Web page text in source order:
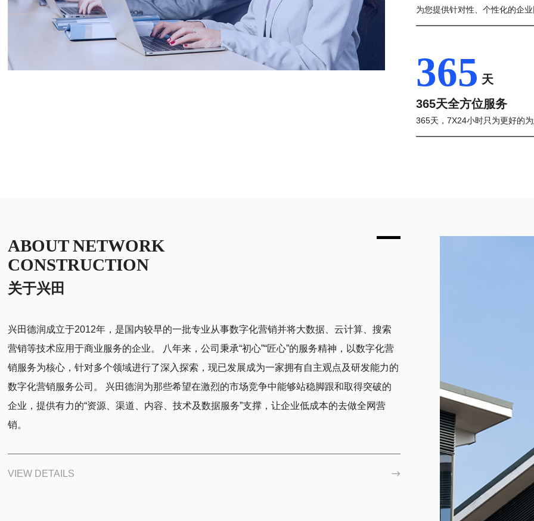
为您提供针对性、个性化的企
365 天
365天全方位服务
365天，7X24小时只为更好的
ABOUT NETWORK
CONSTRUCTION
关于兴田
兴田德润成立于2012年，是国内较早的一批专业从事数字化营销并将大数据、云计算、搜索
营销等技术应用于商业服务的企业。 八年来，公司秉承“初心”“匠心”的服务精神，以数字化营
销服务为核心，针对多个领域进行了深入探索，现已发展成为一家拥有自主观点及研发能力的
数字化营销服务公司。 兴田德润为那些希望在激烈的市场竞争中能够站稳脚跟和取得突破的
企业，提供有力的“资源、渠道、内容、技术及数据服务”支撑，让企业低成本的去做全网营
销。
VIEW DETAILS 